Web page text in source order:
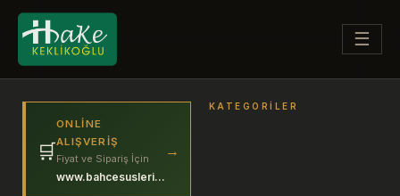
☰
🛒
ONLINE
ALIŞVERIŞ
Fiyat ve Sipariş İçin
www.bahcesuslerim.com
→
KATEGORILER